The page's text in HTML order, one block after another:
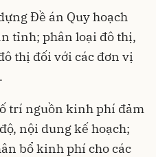
Đề án Quy hoạch
tỉnh; phân loại đô thị,
thị đối với các đơn vị
trí nguồn kinh phí đảm
nội dung kế hoạch;
bổ kinh phí cho các